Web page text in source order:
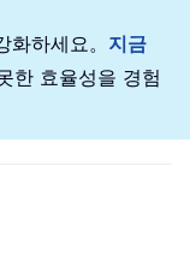
하세요。 지금
한 효율성을 경험